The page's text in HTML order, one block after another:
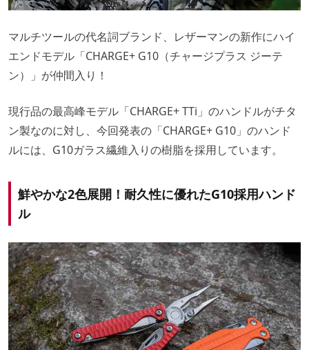
マルチツールの代名詞ブランド、レザーマンの新作にハイ
エンドモデル「CHARGE+ G10（チャージプラス ジーテ
ン）」が仲間入り！
現行品の最高峰モデル「CHARGE+ TTi」のハンドルがチタ
ン製なのに対し、今回発表の「CHARGE+ G10」のハンド
ルには、G10ガラス繊維入りの樹脂を採用しています。
鮮やかな2色展開！耐久性に優れたG10採用ハンド
ル